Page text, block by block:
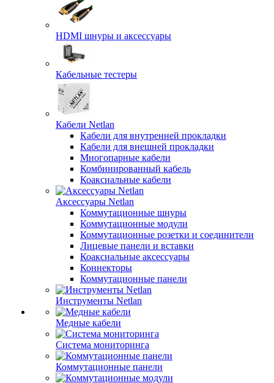
HDMI шнуры и аксессуары
Кабельные тестеры
Кабели Netlan
Кабели для внутренней прокладки
Кабели для внешней прокладки
Многопарные кабели
Комбинированный кабель
Коаксиальные кабели
Аксессуары Netlan
Коммутационные шнуры
Коммутационные модули
Коммутационные розетки и соединители
Лицевые панели и вставки
Коаксиальные аксессуары
Коннекторы
Коммутационные панели
Инструменты Netlan
Медные кабели
Система мониторинга
Коммутационные панели